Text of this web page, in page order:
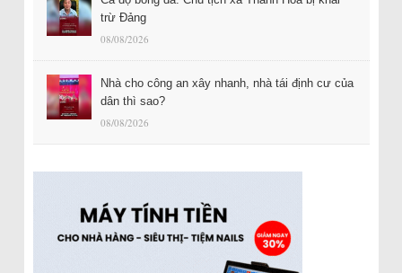
trừ Đảng
08/08/2026
Nhà cho công an xây nhanh, nhà tái định cư của
dân thì sao?
08/08/2026